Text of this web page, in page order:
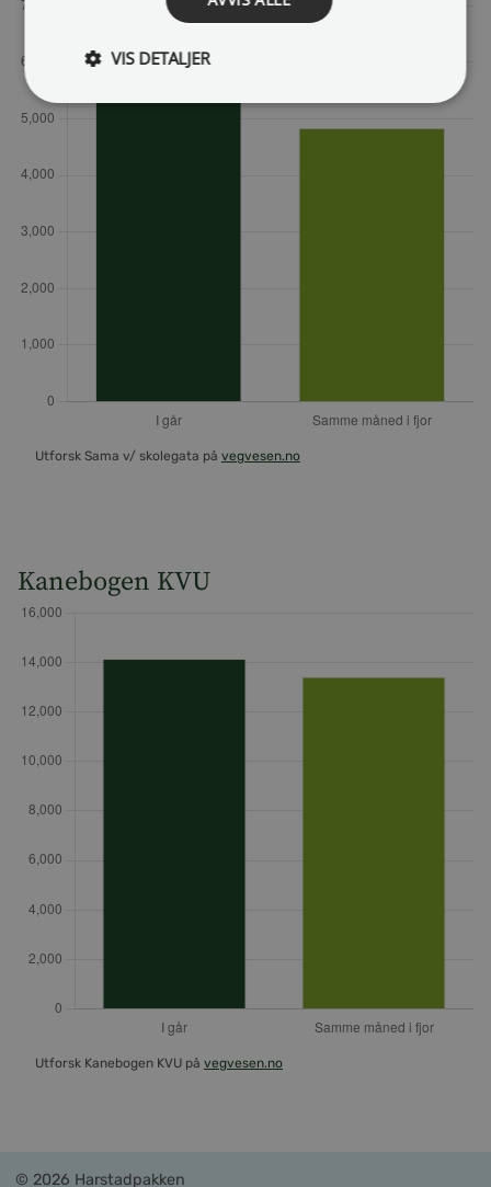
Utforsk Sama v/ skolegata på vegvesen.no
Kanebogen KVU
Utforsk Kanebogen KVU på vegvesen.no
© 2026 Harstadpakken
VIS DETALJER